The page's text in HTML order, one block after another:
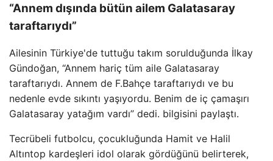
“Annem dışında bütün ailem Galatasaray
taraftarıydı”
Ailesinin Türkiye'de tuttuğu takım sorulduğunda İlkay
Gündoğan, “Annem hariç tüm aile Galatasaray
taraftarıydı. Annem de F.Bahçe taraftarıydı ve bu
nedenle evde sıkıntı yaşıyordu. Benim de iç çamaşırı
Galatasaray yatağım vardı” dedi. bilgisini paylaştı.
Tecrübeli futbolcu, çocukluğunda Hamit ve Halil
Altıntop kardeşleri idol olarak gördüğünü belirterek,